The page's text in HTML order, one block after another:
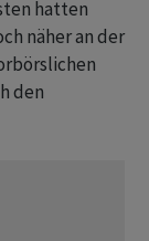
hatten
näher an der
den